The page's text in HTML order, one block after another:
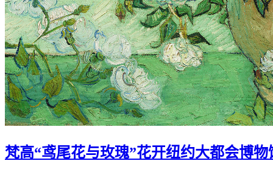
梵高“鸢尾花与玫瑰”花开纽约大都会博物